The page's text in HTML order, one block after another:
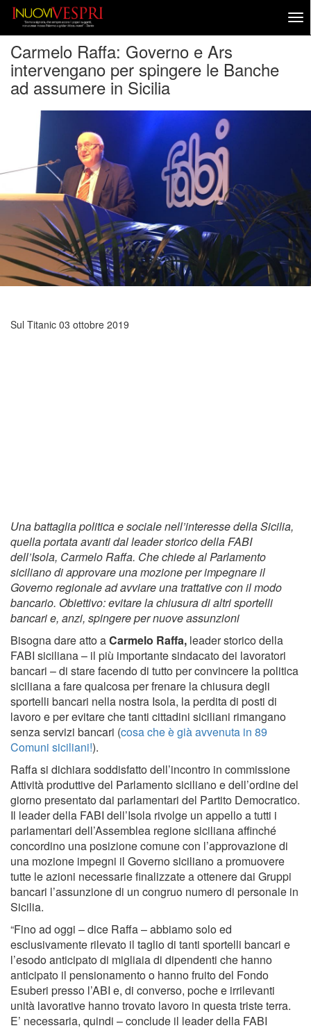
Carmelo Raffa: Governo e Ars
intervengano per spingere le Banche
ad assumere in Sicilia
Sul Titanic 03 ottobre 2019
Una battaglia politica e sociale nell’interesse della Sicilia,
quella portata avanti dal leader storico della FABI
dell’Isola, Carmelo Raffa. Che chiede al Parlamento
siciliano di approvare una mozione per impegnare il
Governo regionale ad avviare una trattative con il modo
bancario. Obiettivo: evitare la chiusura di altri sportelli
bancari e, anzi, spingere per nuove assunzioni
Bisogna dare atto aCarmelo Raffa, leader storico della
FABI siciliana – il più importante sindacato dei lavoratori
bancari – di stare facendo di tutto per convincere la politica
siciliana a fare qualcosa per frenare la chiusura degli
sportelli bancari nella nostra Isola, la perdita di posti di
lavoro e per evitare che tanti cittadini siciliani rimangano
senza servizi bancari (cosa che è già avvenuta in 89
Comuni siciliani!).
Raffa si dichiara soddisfatto dell’incontro in commissione
Attività produttive del Parlamento siciliano e dell’ordine del
giorno presentato dai parlamentari del Partito Democratico.
Il leader della FABI dell’Isola rivolge un appello a tutti i
parlamentari dell’Assemblea regione siciliana affinché
concordino una posizione comune con l’approvazione di
una mozione impegni il Governo siciliano a promuovere
tutte le azioni necessarie finalizzate a ottenere dai Gruppi
bancari l’assunzione di un congruo numero di personale in
Sicilia.
“Fino ad oggi – dice Raffa – abbiamo solo ed
esclusivamente rilevato il taglio di tanti sportelli bancari e
l’esodo anticipato di migliaia di dipendenti che hanno
anticipato il pensionamento o hanno fruito del Fondo
Esuberi presso l’ABI e, di converso, poche e irrilevanti
unità lavorative hanno trovato lavoro in questa triste terra.
E’ necessaria, quindi – conclude il leader della FABI